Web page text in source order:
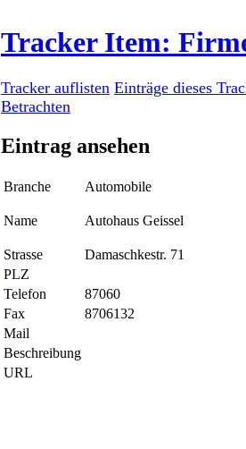
Tracker Item:
Tracker auflisten Einträge dieses
Betrachten
Eintrag ansehen
Branche Automobile
Name Autohaus Geissel
Strasse
Damaschkestr. 71
PLZ
Telefon
87060
Fax
8706132
Mail
Beschreibung
URL